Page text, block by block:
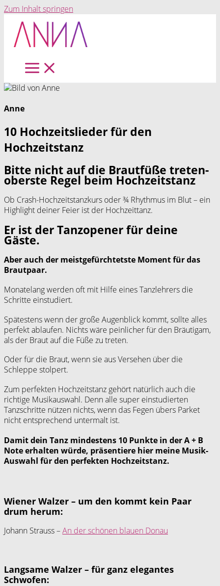
Zum Inhalt springen
Anne
10 Hochzeitslieder für den
Hochzeitstanz
Bitte nicht auf die Brautfüße treten-
oberste Regel beim Hochzeitstanz
Ob Crash-Hochzeitstanzkurs oder ¾ Rhythmus im Blut – ein
Highlight deiner Feier ist der Hochzeittanz.
Er ist der Tanzopener für deine
Gäste.
Aber auch der meistgefürchtetste Moment für das
Brautpaar.
Monatelang werden oft mit Hilfe eines Tanzlehrers die
Schritte einstudiert.
Spätestens wenn der große Augenblick kommt, sollte alles
perfekt ablaufen. Nichts wäre peinlicher für den Bräutigam,
als der Braut auf die Füße zu treten.
Oder für die Braut, wenn sie aus Versehen über die
Schleppe stolpert.
Zum perfekten Hochzeitstanz gehört natürlich auch die
richtige Musikauswahl. Denn alle super einstudierten
Tanzschritte nützen nichts, wenn das Fegen übers Parket
nicht entsprechend untermalt ist.
Damit dein Tanz mindestens 10 Punkte in der A + B
Note erhalten würde, präsentiere hier meine Musik-
Auswahl für den perfekten Hochzeitstanz.
Wiener Walzer – um den kommt kein Paar
drum herum:
Johann Strauss –An der schönen blauen Donau
Langsame Walzer – für ganz elegantes
Schwofen: